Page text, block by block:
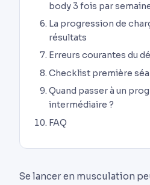
body 3 fois par
La progression de
résultats
Erreurs courantes du
Checklist première
Quand passer à un
intermédiaire ?
FAQ
Se lancer en musculation